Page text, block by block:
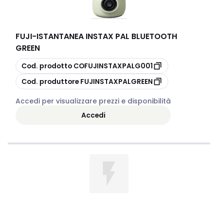
FUJI-ISTANTANEA INSTAX PAL BLUETOOTH
GREEN
copia
Cod. prodotto COFUJINSTAXPALG001
copia
Cod. produttore FUJINSTAXPALGREEN
Accedi per visualizzare prezzi e disponibilità
Accedi